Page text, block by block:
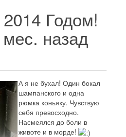
Годом!
назад
А я не бухал! Один бокал
шампанского и одна
рюмка коньяку. Чувствую
себя превосходно.
Насмеялся до боли в
животе и в морде!